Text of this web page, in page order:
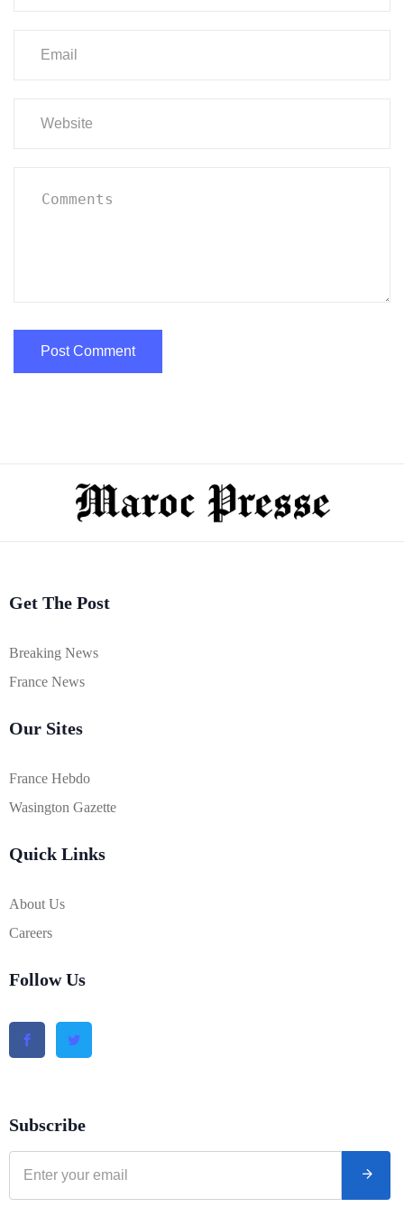
Get The Post
Breaking News
France News
Our Sites
France Hebdo
Wasington Gazette
Quick Links
About Us
Careers
Follow Us
Subscribe